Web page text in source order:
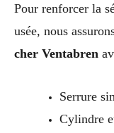
Pour renforcer la
usée, nous
cher Ventabren
Serrure
Cylindre